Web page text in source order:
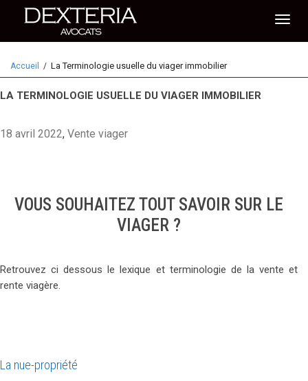
Accueil La Terminologie usuelle du viager immobilier
LA TERMINOLOGIE USUELLE DU VIAGER IMMOBILIER
18 avril 2022, Vente viager
VOUS SOUHAITEZ TOUT SAVOIR SUR LE
VIAGER ?
Retrouvez ci dessous le lexique et terminologie de la vente et
rente viagère.
La nue-propriété